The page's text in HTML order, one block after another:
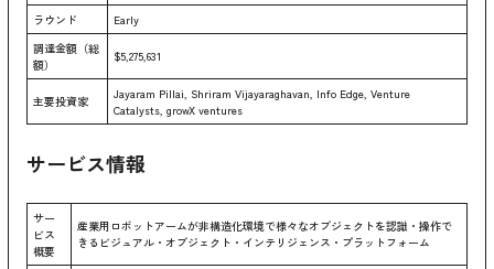
ラウンド
Early
調達金額（総
額）
$5,275,631
主要投資家
Jayaram Pillai, Shriram Vijayaraghavan, Info Edge, Venture
Catalysts, growX ventures
サービス情報
サー
ビス
概要
産業用ロボットアームが非構造化環境で様々なオブジェクトを認識・操作で
きるビジュアル・オブジェクト・インテリジェンス・プラットフォーム